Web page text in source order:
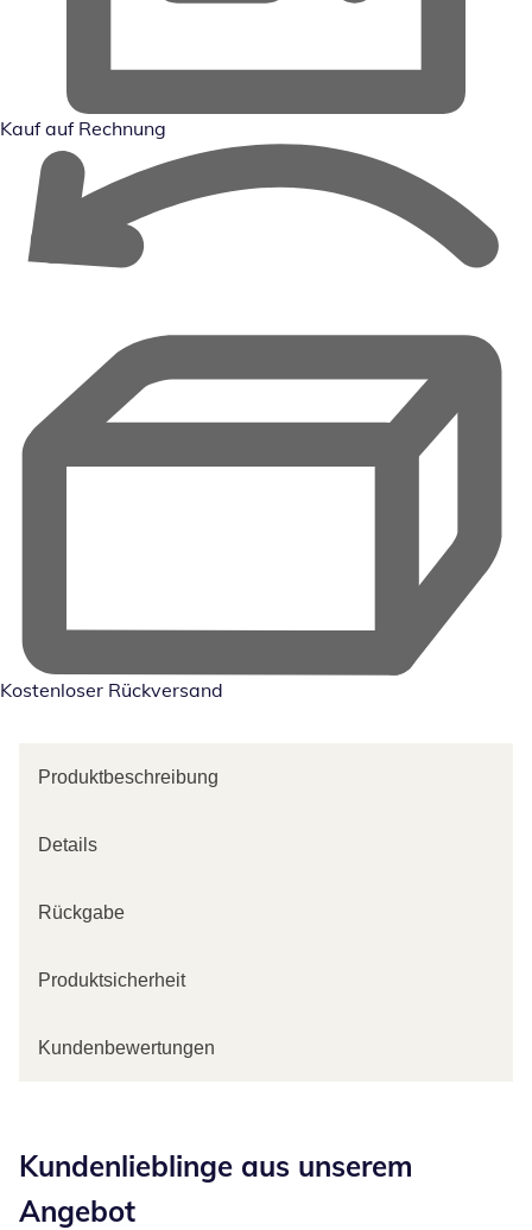
Kauf auf Rechnung
Kostenloser Rückversand
Produktbeschreibung
Details
Rückgabe
Produktsicherheit
Kundenbewertungen
Kundenlieblinge aus unserem
Angebot